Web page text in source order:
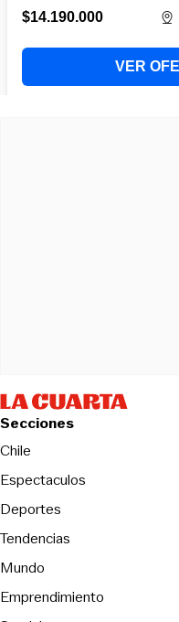
Secciones
Chile
Espectaculos
Deportes
Tendencias
Mundo
Emprendimiento